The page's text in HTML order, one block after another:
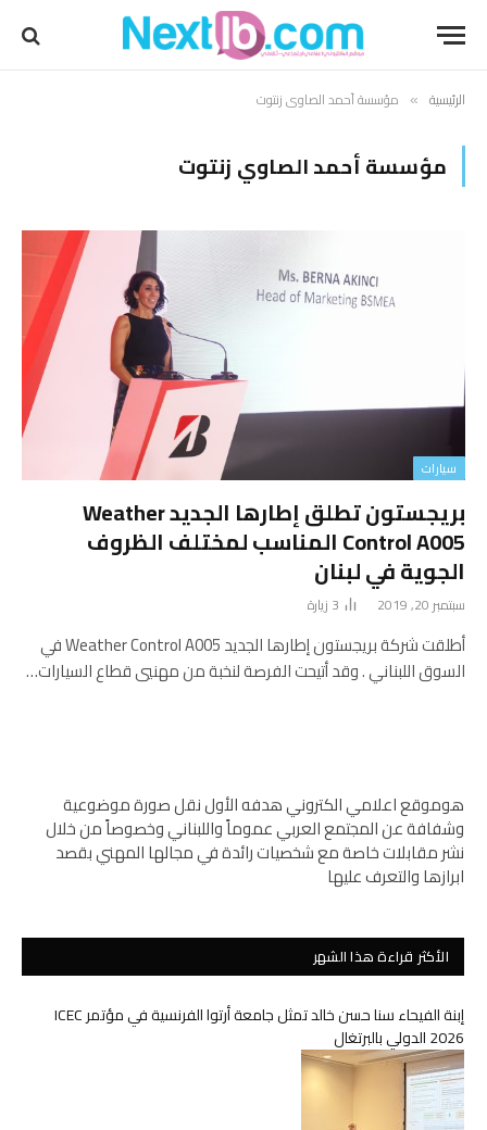
الرئيسية » مؤسسة أحمد الصاوي زنتوت
مؤسسة أحمد الصاوي زنتوت
سيارات
بريجستون تطلق إطارها الجديد Weather
Control A005 المناسب لمختلف الظروف
الجوية في لبنان
سبتمبر 20, 2019 3 زيارة
أطلقت شركة بريجستون إطارها الجديد Weather Control A005 في
السوق اللبناني . وقد أتيحت الفرصة لنخبة من مهنيي قطاع السيارات…
هوموقع اعلامي الكتروني هدفه الأول نقل صورة موضوعية
وشفافة عن المجتمع العربي عموماً واللبناني وخصوصاً من خلال
نشر مقابلات خاصة مع شخصيات رائدة في مجالها المهني بقصد
ابرازها والتعرف عليها
الأكثر قراءة هذا الشهر
إبنة الفيحاء سنا حسن خالد تمثل جامعة أرتوا الفرنسية في مؤتمر ICEC
2026 الدولي بالبرتغال